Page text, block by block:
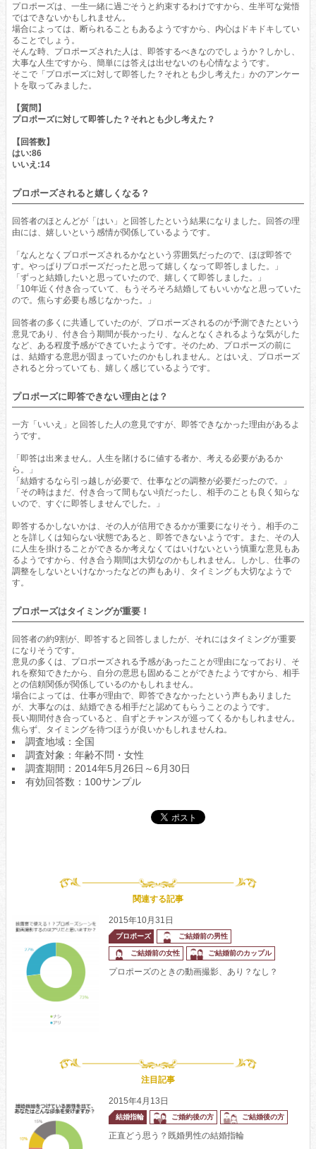
プロポーズは、一生一緒に過ごそうと約束するわけですから、生半可な覚悟
ではできないかもしれません。
場合によっては、断られることもあるようですから、内心はドキドキしてい
ることでしょう。
そんな時、プロポーズされた人は、即答するべきなのでしょうか？しかし、
大事な人生ですから、簡単には答えは出せないのも心情なようです。
そこで「プロポーズに対して即答した？それとも少し考えた」かのアンケー
トを取ってみました。
【質問】
プロポーズに対して即答した？それとも少し考えた？
【回答数】
はい:86
いいえ:14
プロポーズされると嬉しくなる？
回答者のほとんどが「はい」と回答したという結果になりました。回答の理
由には、嬉しいという感情が関係しているようです。
「なんとなくプロポーズされるかなという雰囲気だったので、ほぼ即答で
す。やっぱりプロポーズだったと思って嬉しくなって即答しました。」
「ずっと結婚したいと思っていたので、嬉しくて即答しました。」
「10年近く付き合っていて、もうそろそろ結婚してもいいかなと思っていた
ので。焦らす必要も感じなかった。」
回答者の多くに共通していたのが、プロポーズされるのが予測できたという
意見であり、付き合う期間が長かったり、なんとなくされるような気がした
など、ある程度予感ができていたようです。そのため、プロポーズの前に
は、結婚する意思が固まっていたのかもしれません。とはいえ、プロポーズ
されると分っていても、嬉しく感じているようです。
プロポーズに即答できない理由とは？
一方「いいえ」と回答した人の意見ですが、即答できなかった理由があるよ
うです。
「即答は出来ません。人生を賭けるに値する者か、考える必要があるか
ら。」
「結婚するなら引っ越しが必要で、仕事などの調整が必要だったので。」
「その時はまだ、付き合って間もない頃だったし、相手のことも良く知らな
いので、すぐに即答しませんでした。」
即答するかしないかは、その人が信用できるかが重要になりそう。相手のこ
とを詳しくは知らない状態であると、即答できないようです。また、その人
に人生を掛けることができるか考えなくてはいけないという慎重な意見もあ
るようですから、付き合う期間は大切なのかもしれません。しかし、仕事の
調整をしないといけなかったなどの声もあり、タイミングも大切なようで
す。
プロポーズはタイミングが重要！
回答者の約9割が、即答すると回答しましたが、それにはタイミングが重要
になりそうです。
意見の多くは、プロポーズされる予感があったことが理由になっており、そ
れを察知できたから、自分の意思も固めることができたようですから、相手
との信頼関係が関係しているのかもしれません。
場合によっては、仕事が理由で、即答できなかったという声もありました
が、大事なのは、結婚できる相手だと認めてもらうことのようです。
長い期間付き合っていると、自ずとチャンスが巡ってくるかもしれません。
焦らず、タイミングを待つほうが良いかもしれませんね。
調査地域：全国
調査対象：年齢不問・女性
調査期間：2014年5月26日～6月30日
有効回答数：100サンプル
関連する記事
2015年10月31日
プロポーズ ご結婚前の男性
ご結婚前の女性 ご結婚前のカップル
プロポーズのときの動画撮影、あり？なし？
注目記事
2015年4月13日
結婚指輪 ご婚約後の方 ご結婚後の方
正直どう思う？既婚男性の結婚指輪